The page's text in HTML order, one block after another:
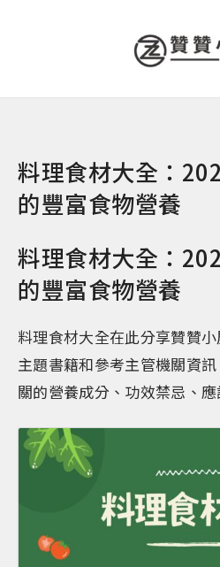
料理食材大全：
的豐富食物營養
料理食材大全：
的豐富食物營養
料理食材大全在此分享贊贊
主題書籍和參考主管機關資
關的營養成分、功效禁忌、